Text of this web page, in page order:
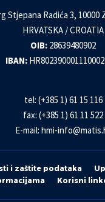
Stjepana Radića 3, 10000
HRVATSKA / CROATIA
OIB: 28639480902
IBAN:
tel: (+385 1) 61 15 116
fax: (+385 1) 61 11 522
E-mail: hmi-
i zaštite podataka
Korisni